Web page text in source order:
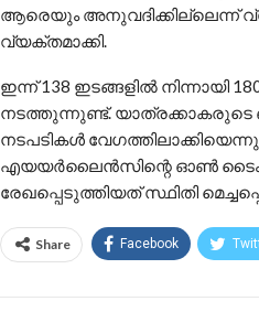
ആരെയും അനുവദിക്കില്ലെന്ന്
വ്യക്തമാക്കി.
ഇന്ന് 138 ഇടങ്ങളിൽ
നടത്തുന്നുണ്ട്. യാത്രക്കാകരുടെ
നടപടികൾ
എയയർലൈൻസിന്റെ ഓൺ ടൈം
രേഖപ്പെടുത്തിയത് സ്ഥിതി
Share Facebook